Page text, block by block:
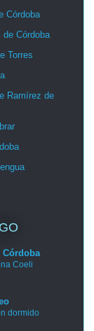
Córdoba
de Córdoba
Torres
Ramírez de
Córdoba
Coeli
dormido